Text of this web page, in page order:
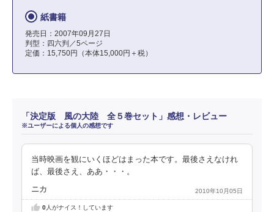
紙書籍
発売日：2007年09月27日
判型：四六判／5ページ
定価：15,750円（本体15,000円＋税）
「決定版 風の大陸 全５巻セット」感想・レビュー
※ユーザーによる個人の感想です
当時映画を観にいくほどはまった本です。最後さえなけれ
ば、最後さえ、ああ・・・。
ニカ 2010年10月05日
0人がナイス！しています